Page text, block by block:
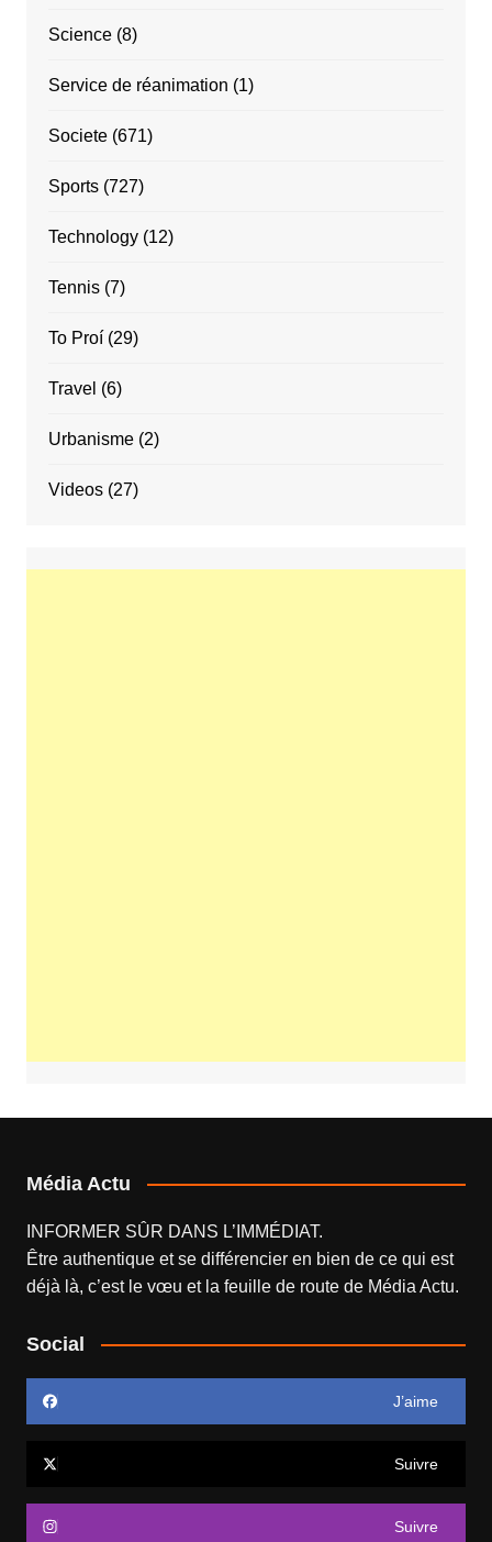
Science(8)
Service de réanimation (1)
Societe(671)
Sports(727)
Technology(12)
Tennis(7)
To Proí(29)
Travel (6)
Urbanisme(2)
Videos(27)
Média Actu
INFORMER SÛR DANS L’IMMÉDIAT.
Être authentique et se différencier en bien de ce qui est
déjà là, c’est le vœu et la feuille de route de Média Actu.
Social
J’aime
Suivre
Suivre